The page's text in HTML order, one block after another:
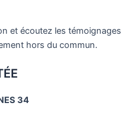
et écoutez les témoignages
hors du commun.
34